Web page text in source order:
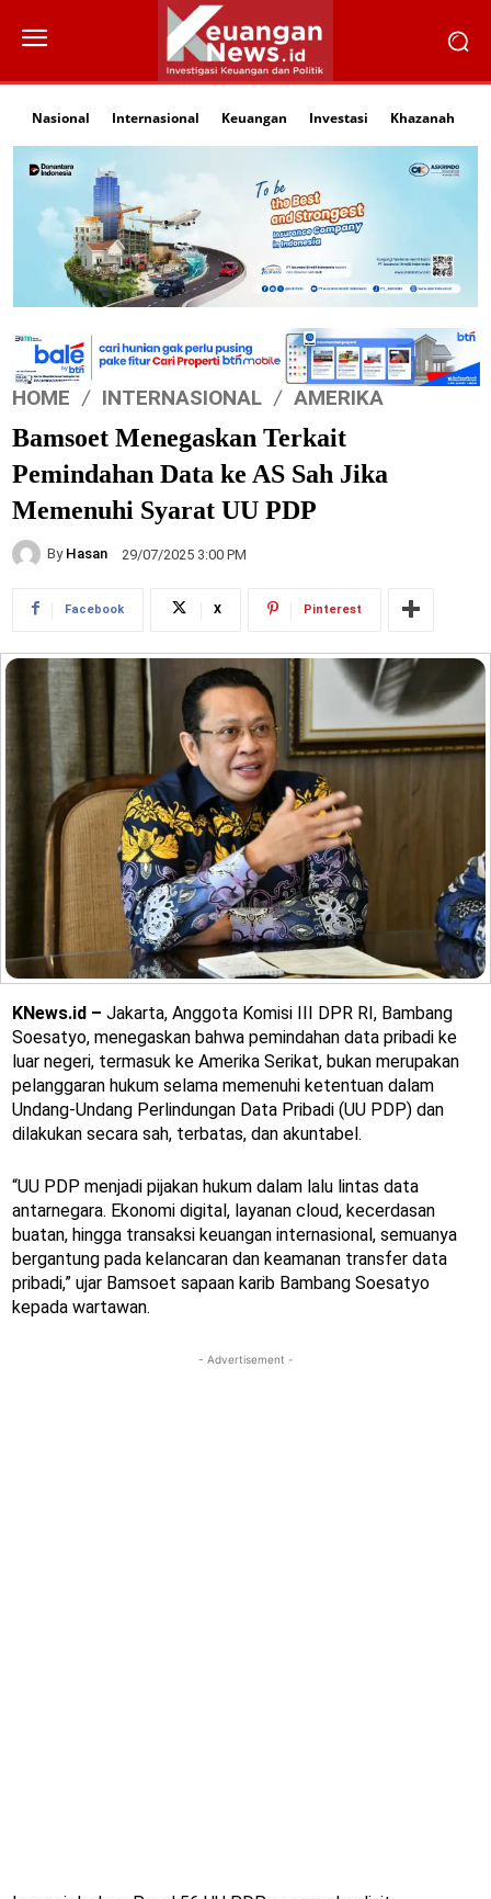
Nasional Internasional Keuangan Investasi Khazanah
HOME INTERNASIONAL AMERIKA
Bamsoet Menegaskan Terkait
Pemindahan Data ke AS Sah Jika
Memenuhi Syarat UU PDP
By Hasan 29/07/2025 3:00 PM
Facebook X Pinterest
KNews.id – Jakarta, Anggota Komisi III DPR RI, Bambang
Soesatyo, menegaskan bahwa pemindahan data pribadi ke
luar negeri, termasuk ke Amerika Serikat, bukan merupakan
pelanggaran hukum selama memenuhi ketentuan dalam
Undang-Undang Perlindungan Data Pribadi (UU PDP) dan
dilakukan secara sah, terbatas, dan akuntabel.
“UU PDP menjadi pijakan hukum dalam lalu lintas data
antarnegara. Ekonomi digital, layanan cloud, kecerdasan
buatan, hingga transaksi keuangan internasional, semuanya
bergantung pada kelancaran dan keamanan transfer data
pribadi,” ujar Bamsoet sapaan karib Bambang Soesatyo
kepada wartawan.
- Advertisement -